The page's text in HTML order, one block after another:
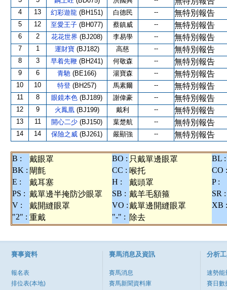
4 13 幻彩遊龍 (BH151) 白德民 -- 無特別報告
5 12 至愛王子 (BH077) 蔡鎮威 -- 無特別報告
6 2 花花世界 (BJ208) 李易學 -- 無特別報告
7 1 運財寶 (BJ182) 高慈 -- 無特別報告
8 3 早着先鞭 (BH241) 何敬森 -- 無特別報告
9 6 青馳 (BE166) 湯寶森 -- 無特別報告
10 10 特登 (BH257) 馬素爾 -- 無特別報告
11 8 眼鏡本色 (BJ189) 謝偉豪 -- 無特別報告
12 9 火鳳凰 (BJ199) 戴利 -- 無特別報告
13 11 開心二少 (BJ150) 葉楚航 -- 無特別報告
14 14 保險之威 (BJ261) 嚴顯強 -- 無特別報告
B : 戴眼罩 BO : 只戴單邊眼罩
BL :
BK : 閘氈 CC : 喉托
CO :
E :
戴耳塞 H : 戴頭罩
P :
PS : 戴單邊半掩防沙眼罩 SB : 戴羊毛額箍
SR :
V :
戴開縫眼罩 VO :戴單邊開縫眼罩
XB :
"2" : 重戴 "-" : 除去
賽事資料
報名表
排位表(本地)
賽馬消息及資訊
賽馬消息
賽馬新聞資料庫
分析
速勢能
賽日數